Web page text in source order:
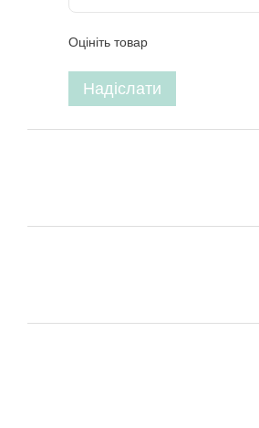
Оцініть товар
Надіслати